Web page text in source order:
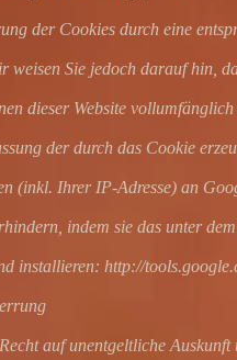
der Cookies durch eine
weisen Sie jedoch darauf hin,
dieser Website
der durch das Cookie
(inkl. Ihrer IP-Adresse) an
indem sie das unter
installieren: http://
auf unentgeltliche